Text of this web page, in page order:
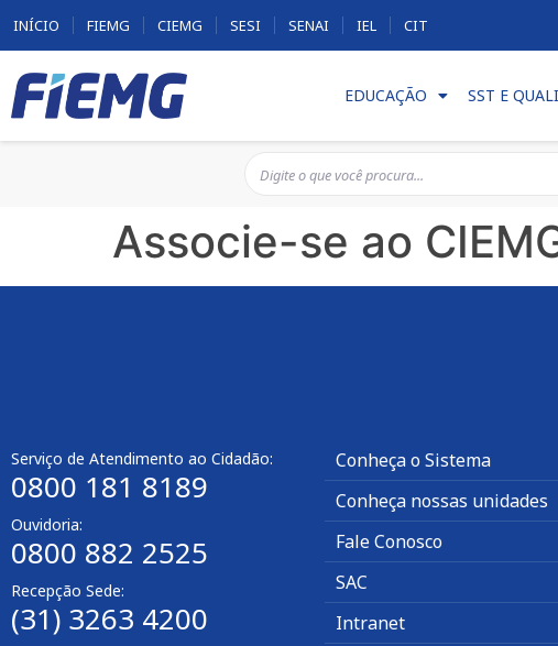
INÍCIO FIEMG CIEMG SESI SENAI IEL CIT
EDUCAÇÃO SST E
Associe-se ao
Serviço de Atendimento ao Cidadão:
0800 181 8189
Ouvidoria:
0800 882 2525
Recepção Sede:
(31) 3263 4200
Conheça o Sistema
Conheça nossas unidades
Fale Conosco
SAC
Intranet